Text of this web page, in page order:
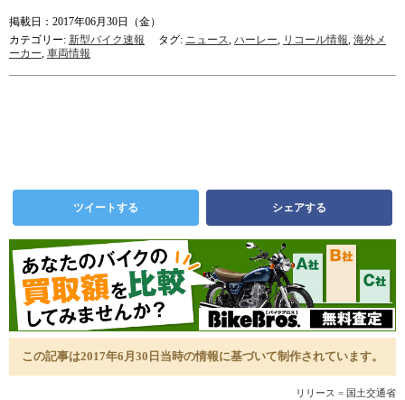
掲載日：2017年06月30日（金）
カテゴリー: 新型バイク速報 タグ: ニュース, ハーレー, リコール情報, 海外メ
ーカー, 車両情報
ツイートする シェアする
この記事は2017年6月30日当時の情報に基づいて制作されています。
リリース = 国土交通省